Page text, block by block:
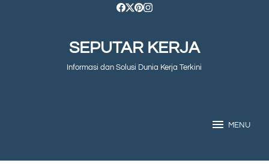
SEPUTAR KERJA
Informasi dan Solusi Dunia Kerja Terkini
MENU